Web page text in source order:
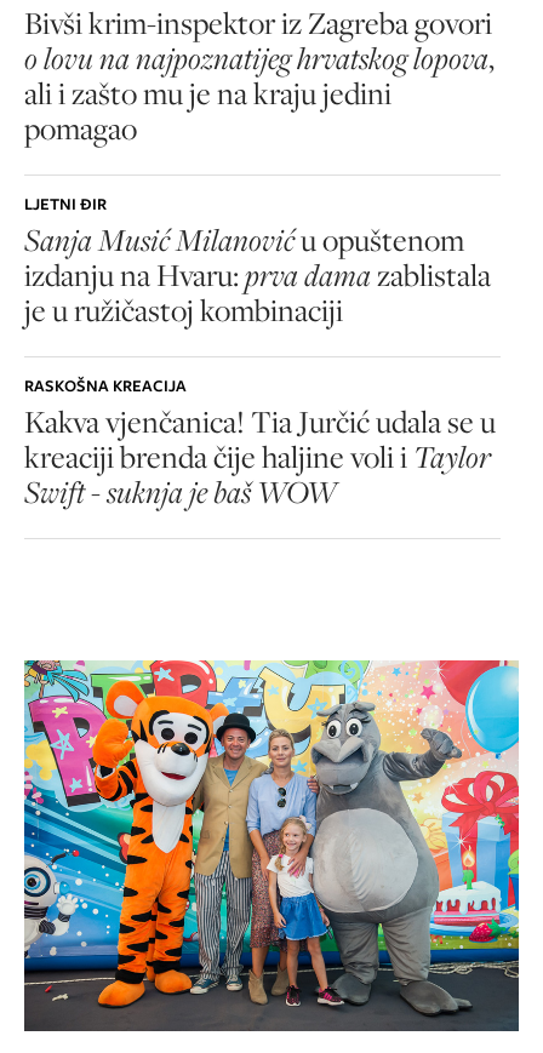
Bivši krim-inspektor iz Zagreba govori
o lovu na najpoznatijeg hrvatskog lopova,
ali i zašto mu je na kraju jedini
pomagao
LJETNI ĐIR
Sanja Musić Milanoviću opuštenom
izdanju na Hvaru:prva damazablistala
je u ružičastoj kombinaciji
RASKOŠNA KREACIJA
Kakva vjenčanica! Tia Jurčić udala se u
kreaciji brenda čije haljine voli i Taylor
Swift - suknja je baš WOW